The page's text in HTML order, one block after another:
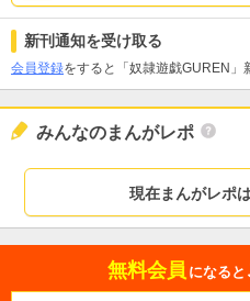
新刊通知を受け取る
会員登録をすると「奴隷遊戯GUREN」
みんなのまんがレポ
現在まんがレポ
無料会員 になると